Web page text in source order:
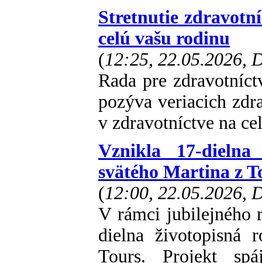
Stretnutie
celú vašu rodinu
(12:25, 22.05.2026,
Rada pre
pozýva veriacich
v zdravotníctve na
Vznikla 17-
svätého Martina z
(12:00, 22.05.2026,
V rámci jubilejného
dielna životopisná
Tours. Projekt